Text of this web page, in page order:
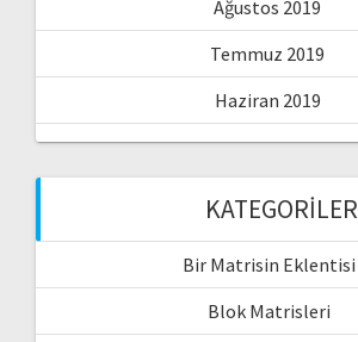
Ağustos 2019
Temmuz 2019
Haziran 2019
KATEGORILER
Bir Matrisin Eklentisi
Blok Matrisleri